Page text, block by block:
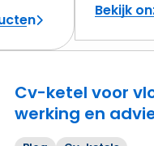
Bekijk
Cv-ketel voor
werking en